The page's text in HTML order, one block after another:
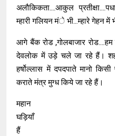
अलौकिकता....आकुल
म्हारी गलियन मंे भी...म्हारे गेहन में
आगे बैंक रोड ,गोलबाजार
देवलोक में उड़े चले जा रहे हैं।
हर्षोल्लास में दपदपाते मानो
कराते मंत्र मुग्ध किये जा रहे हैं।
महान
घड़ियाँ
हैं